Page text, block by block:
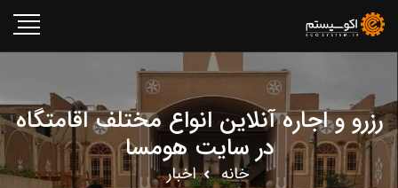
رزرو و اجاره آنلاین انواع مختلف اقامتگاه
در سایت هومسا
خانه اخبار